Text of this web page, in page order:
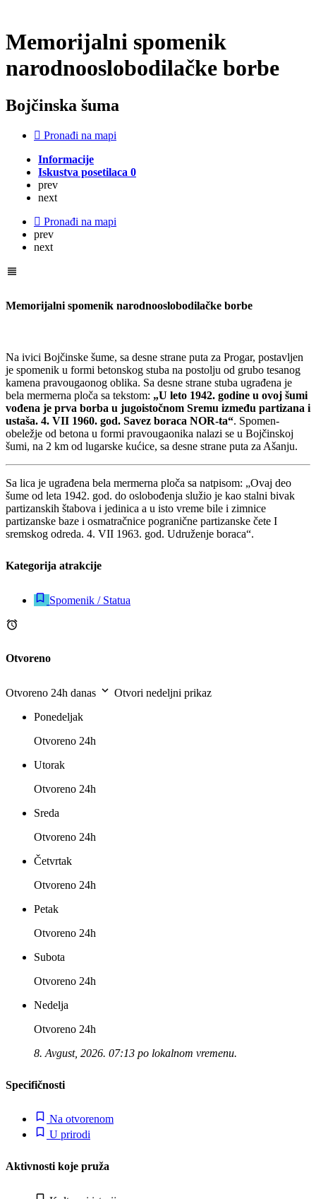
Memorijalni spomenik
narodnooslobodilačke borbe
Bojčinska šuma
Pronađi na mapi
Informacije
Iskustva posetilaca 0
prev
next
Pronađi na mapi
prev
next
Memorijalni spomenik narodnooslobodilačke borbe
Na ivici Bojčinske šume, sa desne strane puta za Progar, postavljen
je spomenik u formi betonskog stuba na postolju od grubo tesanog
kamena pravougaonog oblika. Sa desne strane stuba ugrađena je
bela mermerna ploča sa tekstom: „U leto 1942. godine u ovoj šumi
vođena je prva borba u jugoistočnom Sremu između partizana i
ustaša. 4. VII 1960. god. Savez boraca NOR-ta“. Spomen-
obeležje od betona u formi pravougaonika nalazi se u Bojčinskoj
šumi, na 2 km od lugarske kućice, sa desne strane puta za Ašanju.
Sa lica je ugrađena bela mermerna ploča sa natpisom: „Ovaj deo
šume od leta 1942. god. do oslobođenja služio je kao stalni bivak
partizanskih štabova i jedinica a u isto vreme bile i zimnice
partizanske baze i osmatračnice pogranične partizanske čete I
sremskog odreda. 4. VII 1963. god. Udruženje boraca“.
Kategorija atrakcije
Spomenik / Statua
Otvoreno
Otvoreno 24h danas
Otvori nedeljni prikaz
Ponedeljak
Otvoreno 24h
Utorak
Otvoreno 24h
Sreda
Otvoreno 24h
Četvrtak
Otvoreno 24h
Petak
Otvoreno 24h
Subota
Otvoreno 24h
Nedelja
Otvoreno 24h
8. Avgust, 2026. 07:13 po lokalnom vremenu.
Specifičnosti
Na otvorenom
U prirodi
Aktivnosti koje pruža